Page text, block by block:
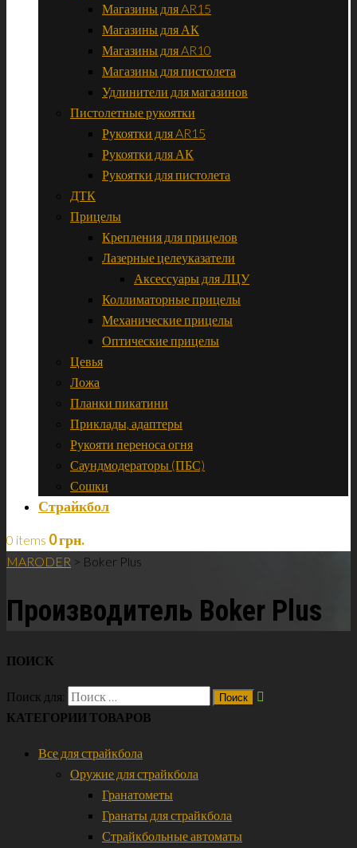
Магазины для AR15
Магазины для АК
Магазины для AR10
Магазины для пистолета
Удлинители для магазинов
Пистолетные рукоятки
Рукоятки для AR15
Рукоятки для АК
Рукоятки для пистолета
ДТК
Прицелы
Крепления для прицелов
Лазерные целеуказатели
Аксессуары для ЛЦУ
Коллиматорные прицелы
Механические прицелы
Оптические прицелы
Цевья
Ложа
Планки пикатини
Приклады, адаптеры
Рукояти переноса огня
Саундмодераторы (ПБС)
Сошки
Страйкбол
0 items 0грн.
MARODER > Boker Plus
Производитель Boker Plus
ПОИСК
Поиск для:
КАТЕГОРИИ ТОВАРОВ
Все для страйкбола
Оружие для страйкбола
Гранатометы
Гранаты для страйкбола
Страйкбольные автоматы